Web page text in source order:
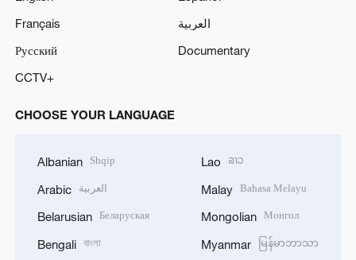
Français
العربية
Русский
Documentary
CCTV+
CHOOSE YOUR LANGUAGE
Albanian Shqip
Arabic العربية
Belarusian Беларуская
Bengali বাংলা
Lao ລາວ
Malay Bahasa Melayu
Mongolian Монгол
Myanmar မြန်မာဘာသာ